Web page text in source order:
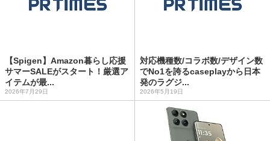
【Spigen】Amazon暮らし応援
サマーSALEがスタート！厳選ア
イテムが最...
2026年7月29日
対応機種数/コラボ数/デザイン数
でNo1を誇るcaseplayから日本
発のラグジ...
2026年5月19日